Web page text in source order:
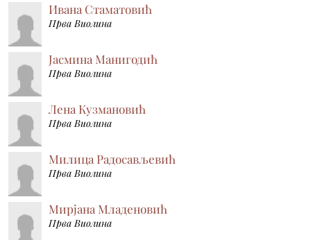
Ивана Стаматовић
Прва Виолина
Јасмина Манигодић
Прва Виолина
Лена Кузмановић
Прва Виолина
Милица Радосављевић
Прва Виолина
Мирјана Младеновић
Прва Виолина